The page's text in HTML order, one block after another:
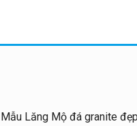
Mẫu Lăng Mộ đá granite